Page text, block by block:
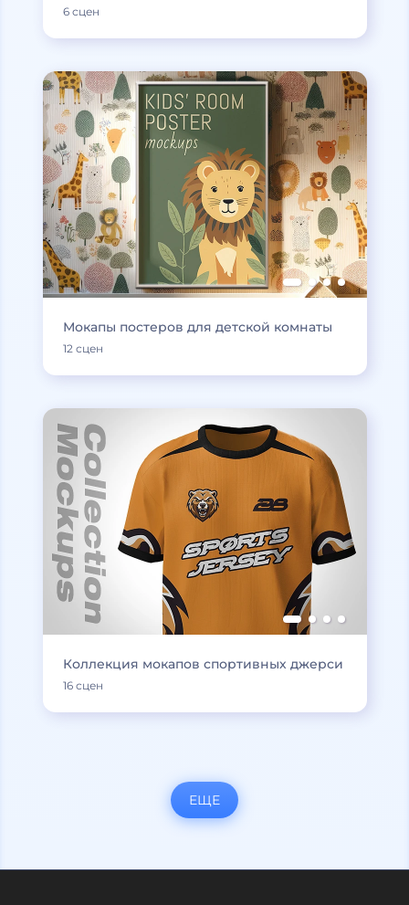
6 сцен
Мокапы постеров для детской комнаты
12 сцен
Коллекция мокапов спортивных джерси
16 сцен
ЕЩЕ